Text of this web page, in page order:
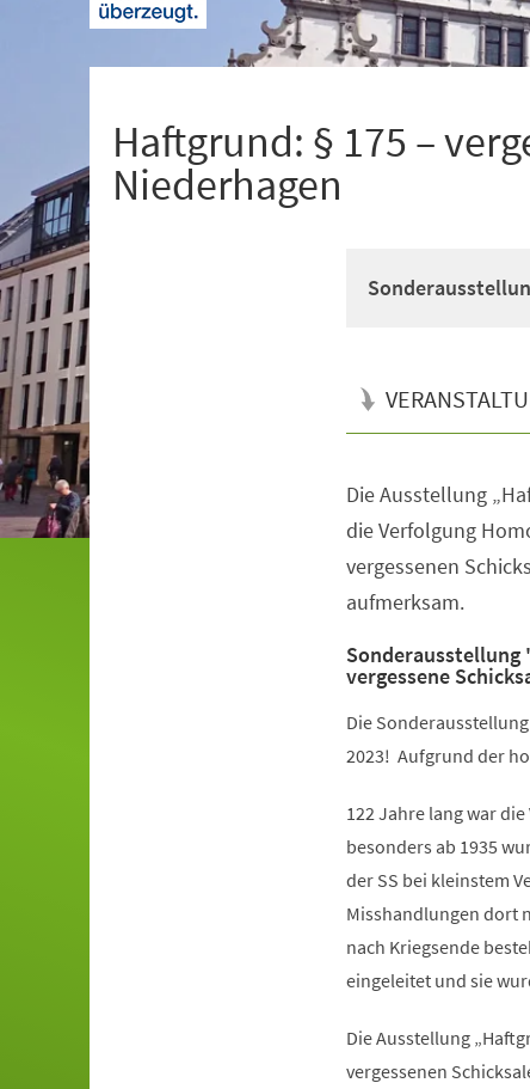
Haftgrund: § 175 –
Niederhagen
Die Ausstellung
die Verfolgung
vergessenen
aufmerksam.
Sonderausstellung
vergessene
Die
2023! Aufgrund der
122 Jahre lang war
besonders ab 1935
der SS bei kleinstem
Misshandlungen dort
nach Kriegsende
eingeleitet und sie
Die Ausstellung
vergessenen